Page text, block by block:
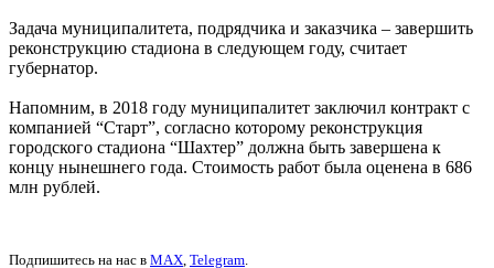
Задача муниципалитета, подрядчика и заказчика – завершить
реконструкцию стадиона в следующем году, считает
губернатор.
Напомним, в 2018 году муниципалитет заключил контракт с
компанией “Старт”, согласно которому реконструкция
городского стадиона “Шахтер” должна быть завершена к
концу нынешнего года. Стоимость работ была оценена в 686
млн рублей.
Подпишитесь на нас в MAX, Telegram.